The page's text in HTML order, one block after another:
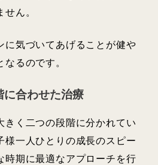
ん。
に気づいてあげることが健や
るのです。
に合わせた治療
きく二つの段階に分かれてい
様一人ひとりの成長のスピー
時期に最適なアプローチを行